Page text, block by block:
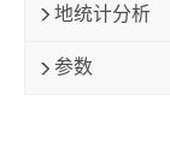
地统计分析
参数